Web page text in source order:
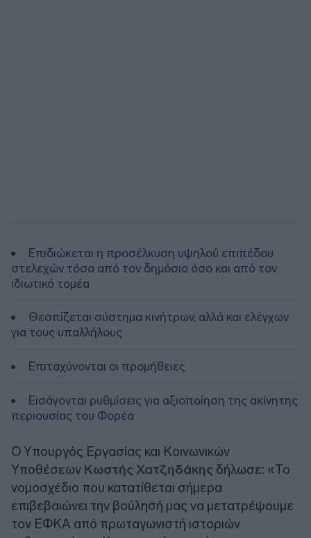
Επιδιώκεται η προσέλκυση υψηλού επιπέδου
στελεχών τόσο από τον δημόσιο όσο και από τον
ιδιωτικό τομέα
Θεσπίζεται σύστημα κινήτρων, αλλά και ελέγχων
για τους υπαλλήλους
Επιταχύνονται οι προμήθειες
Εισάγονται ρυθμίσεις για αξιοποίηση της ακίνητης
περιουσίας του Φορέα
Ο Υπουργός Εργασίας και Κοινωνικών
Υποθέσεων Κωστής Χατζηδάκης δήλωσε: «Το
νομοσχέδιο που κατατίθεται σήμερα
επιβεβαιώνει την βούλησή μας να μετατρέψουμε
τον ΕΦΚΑ από πρωταγωνιστή ιστοριών